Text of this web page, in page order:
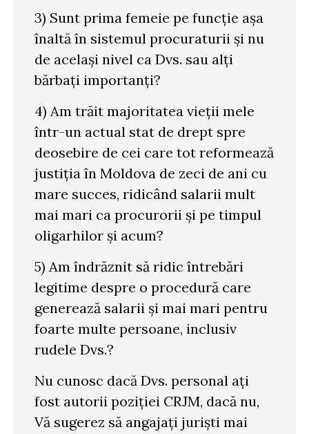
3) Sunt prima femeie pe funcție așa
înaltă în sistemul procuraturii și nu
de același nivel ca Dvs. sau alți
bărbați importanți?
4) Am trăit majoritatea vieții mele
într-un actual stat de drept spre
deosebire de cei care tot reformează
justiția în Moldova de zeci de ani cu
mare succes, ridicând salarii mult
mai mari ca procurorii și pe timpul
oligarhilor și acum?
5) Am îndrăznit să ridic întrebări
legitime despre o procedură care
generează salarii și mai mari pentru
foarte multe persoane, inclusiv
rudele Dvs.?
Nu cunosc dacă Dvs. personal ați
fost autorii poziției CRJM, dacă nu,
Vă sugerez să angajați juriști mai